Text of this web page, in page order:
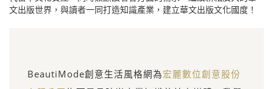
文出版世界，與讀者一同打造知識產業，建立華文出版文化國度！
BeautiMode創意生活風格網為宏麗數位創意股份